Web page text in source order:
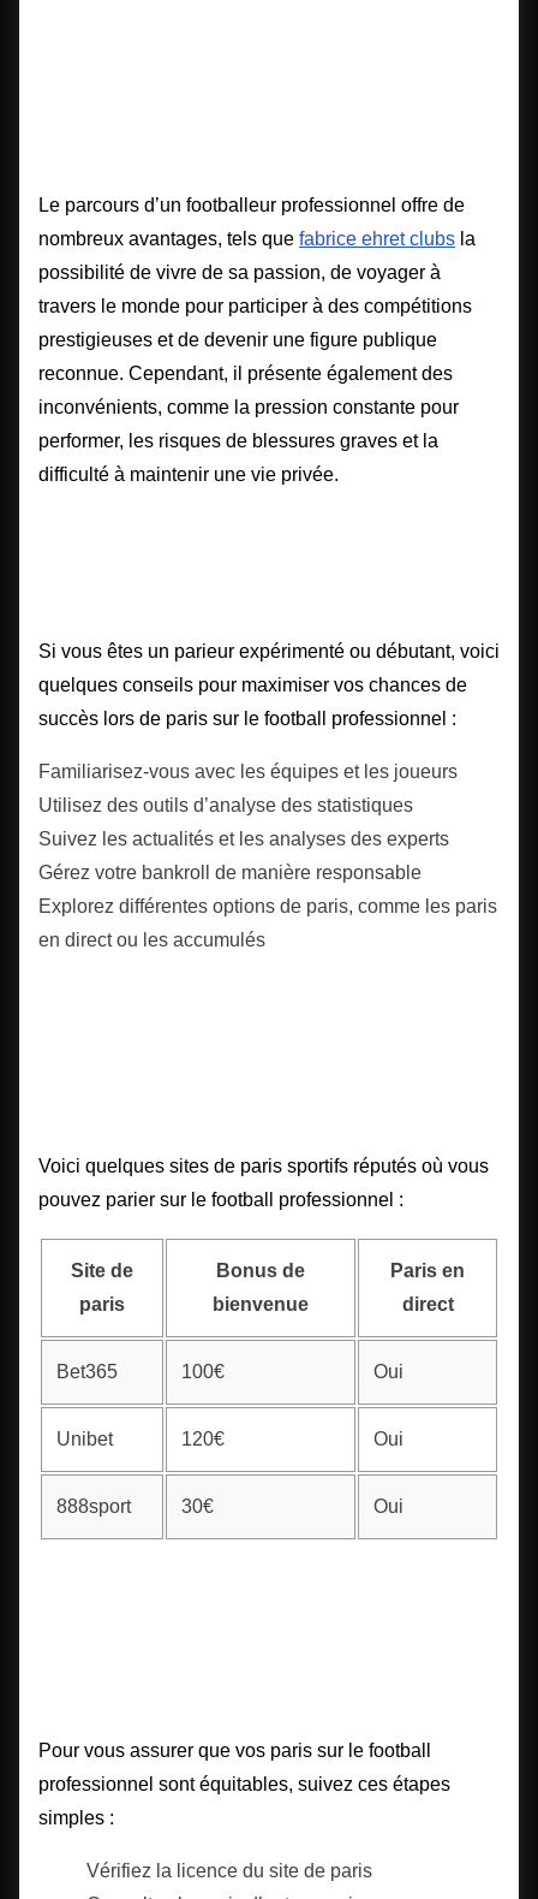
Le parcours d’un footballeur professionnel offre de
nombreux avantages, tels que fabrice ehret clubs la
possibilité de vivre de sa passion, de voyager à
travers le monde pour participer à des compétitions
prestigieuses et de devenir une figure publique
reconnue. Cependant, il présente également des
inconvénients, comme la pression constante pour
performer, les risques de blessures graves et la
difficulté à maintenir une vie privée.
Si vous êtes un parieur expérimenté ou débutant, voici
quelques conseils pour maximiser vos chances de
succès lors de paris sur le football professionnel :
Familiarisez-vous avec les équipes et les joueurs
Utilisez des outils d’analyse des statistiques
Suivez les actualités et les analyses des experts
Gérez votre bankroll de manière responsable
Explorez différentes options de paris, comme les paris
en direct ou les accumulés
Voici quelques sites de paris sportifs réputés où vous
pouvez parier sur le football professionnel :
Site de
paris
Bonus de
bienvenue
Paris en
direct
Bet365 100€ Oui
Unibet 120€ Oui
888sport 30€ Oui
Pour vous assurer que vos paris sur le football
professionnel sont équitables, suivez ces étapes
simples :
Vérifiez la licence du site de paris